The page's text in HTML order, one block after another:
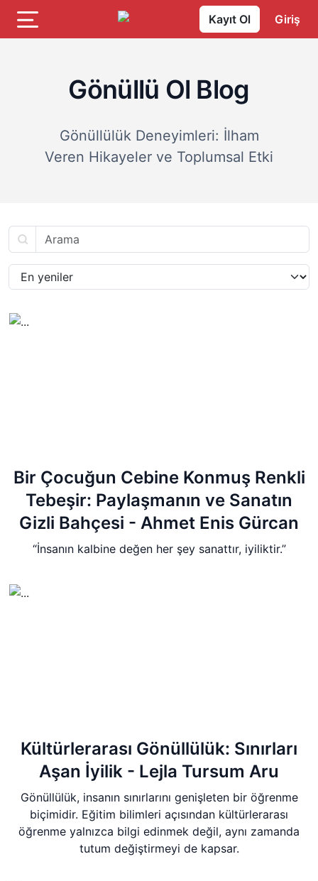
Kayıt Ol Giriş
Gönüllü Ol Blog
Gönüllülük Deneyimleri: İlham
Veren Hikayeler ve Toplumsal Etki
Bir Çocuğun Cebine Konmuş Renkli
Tebeşir: Paylaşmanın ve Sanatın
Gizli Bahçesi - Ahmet Enis Gürcan
“İnsanın kalbine değen her şey sanattır, iyiliktir.”
Kültürlerarası Gönüllülük: Sınırları
Aşan İyilik - Lejla Tursum Aru
Gönüllülük, insanın sınırlarını genişleten bir öğrenme
biçimidir. Eğitim bilimleri açısından kültürlerarası
öğrenme yalnızca bilgi edinmek değil, aynı zamanda
tutum değiştirmeyi de kapsar.